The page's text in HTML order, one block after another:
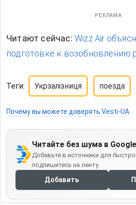
РЕКЛАМА
Читают сейчас: Wizz Air
подготовке к возобновлению
Теги: Укрзалізниця поезда
Почему вы можете доверять Vesti-UA
Читайте без шума в
Добавьте в источники для
подпишитесь на ленту
Добавить